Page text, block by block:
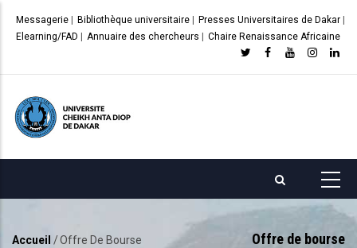
principal
Messagerie Bibliothèque universitaire Presses Universitaires de Dakar
Elearning/FAD
Annuaire des chercheurs Chaire Renaissance Africaine
Offre de bourse
Accueil /Offre De Bourse